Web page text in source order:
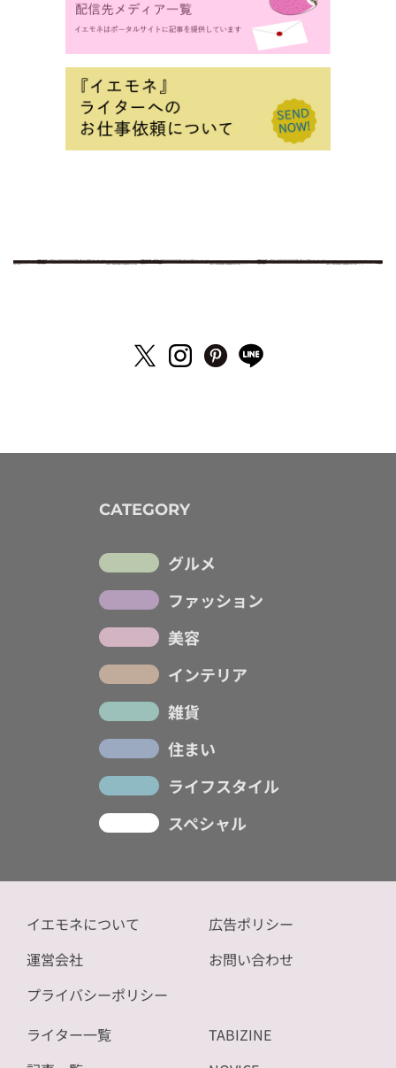
CATEGORY
グルメ
ファッション
美容
インテリア
雑貨
住まい
ライフスタイル
スペシャル
イエモネについて
運営会社
プライバシーポリシー
広告ポリシー
お問い合わせ
ライター一覧
TABIZINE